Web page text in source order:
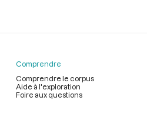
Comprendre
Comprendre le corpus
Aide à l'exploration
Foire aux questions